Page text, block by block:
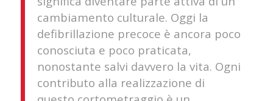
cambiamento culturale. Oggi la
defibrillazione precoce è ancora poco
conosciuta e poco praticata,
nonostante salvi davvero la vita. Ogni
contributo alla realizzazione di